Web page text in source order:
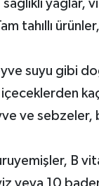
yağlar,
tahıllı
suyu gibi
ve sebzeler,
B